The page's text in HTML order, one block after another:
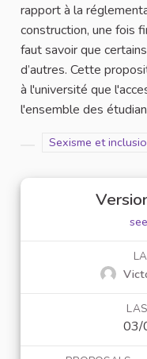
rapport à la
construction, une fois
faut savoir que
d’autres. Cette
à l'université que
l'ensemble des
Filter results for
Sexisme et
03/